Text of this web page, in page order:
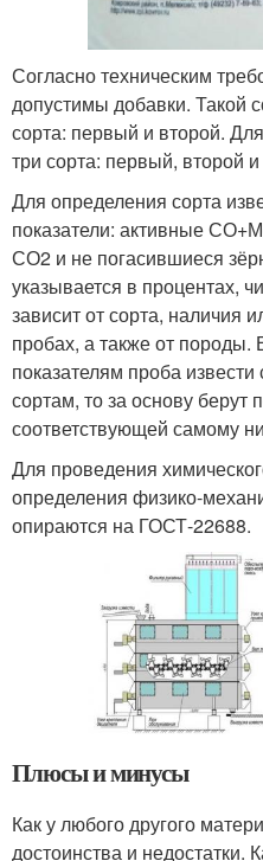
Согласно техническим
допустимы добавки. Такой
сорта: первый и второй.
три сорта: первый, второй и
Для определения сорта
показатели: активные
СО2 и не погасившиеся
указывается в процентах,
зависит от сорта, наличия
пробах, а также от породы.
показателям проба извести
сортам, то за основу берут
соответствующей самому
Для проведения
определения физико-
опираются на ГОСТ-22688.
Плюсы и минусы
Как у любого другого
достоинства и недостатки.